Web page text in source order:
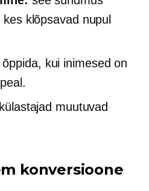
klõpsavad nupul
õppida, kui inimesed on
muutuvad
konversioone